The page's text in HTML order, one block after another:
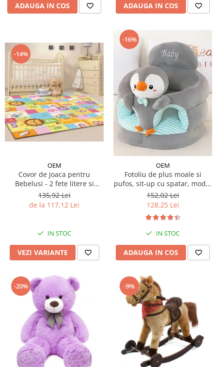
ADAUGA IN COS ADAUGA IN COS
-14%
OEM
Covor de Joaca pentru
Bebelusi - 2 fete litere si
cifre/maimutici
135,92 Lei
de la 117,12 Lei
IN STOC
VEZI VARIANTE
-16%
OEM
Fotoliu de plus moale si
pufos, sit-up cu spatar, model
animalute
152,02 Lei
128,25 Lei
IN STOC
ADAUGA IN COS
-20% -9%